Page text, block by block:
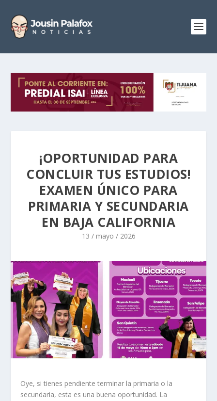
¡OPORTUNIDAD PARA
CONCLUIR TUS ESTUDIOS!
EXAMEN ÚNICO PARA
PRIMARIA Y SECUNDARIA
EN BAJA CALIFORNIA
13 / mayo / 2026
Oye, si tienes pendiente terminar la primaria o la
secundaria, esta es una buena oportunidad. La